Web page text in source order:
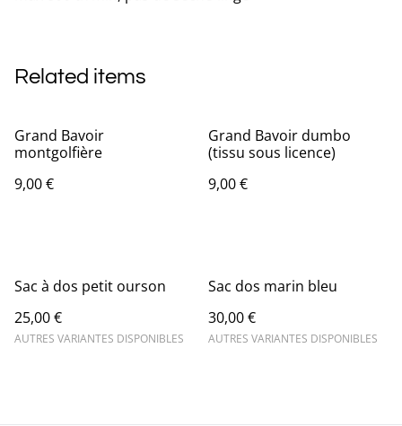
Related items
Grand Bavoir
montgolfière
9,00 €
Grand Bavoir dumbo
(tissu sous licence)
9,00 €
Sac à dos petit ourson
25,00 €
AUTRES VARIANTES DISPONIBLES
Sac dos marin bleu
30,00 €
AUTRES VARIANTES DISPONIBLES